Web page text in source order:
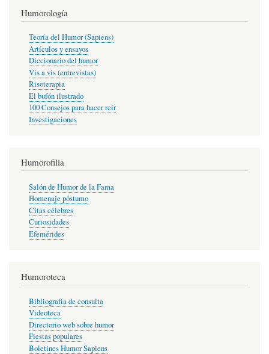
Humorología
Teoría del Humor (Sapiens)
Artículos y ensayos
Diccionario del humor
Vis a vis (entrevistas)
Risoterapia
El bufón ilustrado
100 Consejos para hacer reír
Investigaciones
Humorofilia
Salón de Humor de la Fama
Homenaje póstumo
Citas célebres
Curiosidades
Efemérides
Humoroteca
Bibliografía de consulta
Videoteca
Directorio web sobre humor
Fiestas populares
Boletines Humor Sapiens